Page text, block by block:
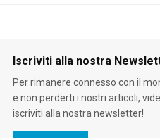
Iscriviti alla nostra
Per rimanere connesso con il
e non perderti i nostri articoli,
iscriviti alla nostra newsletter!